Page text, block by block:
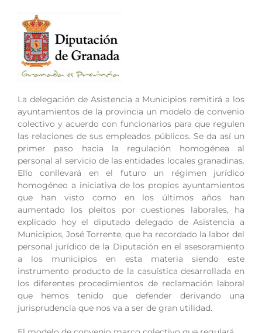
La delegación de Asistencia a Municipios remitirá a los
ayuntamientos de la provincia un modelo de convenio
colectivo y acuerdo con funcionarios para que regulen
las relaciones de sus empleados públicos. Se da así un
primer paso hacia la regulación homogénea al
personal al servicio de las entidades locales granadinas.
Ello conllevará en el futuro un régimen jurídico
homogéneo a iniciativa de los propios ayuntamientos
que han visto como en los últimos años han
aumentado los pleitos por cuestiones laborales, ha
explicado hoy el diputado delegado de Asistencia a
Municipios, José Torrente, que ha recordado la labor del
personal jurídico de la Diputación en el asesoramiento
a los municipios en esta materia siendo este
instrumento producto de la casuística desarrollada en
los diferentes procedimientos de reclamación laboral
que hemos tenido que defender derivando una
jurisprudencia que nos va a ser de gran utilidad.